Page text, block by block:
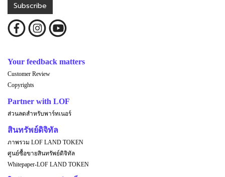
Subscribe
Your feedback matters
Customer Review
Copyrights
Partner with LOF
ส่วนลดสำหรับพาร์ทเนอร์
สินทรัพย์ดิจิทัล
ภาพรวม LOF LAND TOKEN
ศูนย์ซื้อขายสินทรัพย์ดิจิทัล
Whitepaper-LOF LAND TOKEN